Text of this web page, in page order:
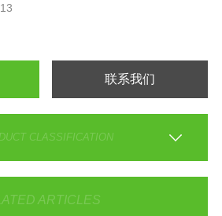
联系我们
CLASSIFICATION
ARTICLES